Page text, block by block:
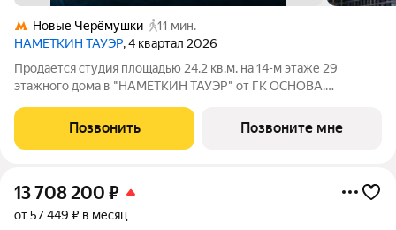
Новые Черёмушки
11 мин.
НАМЕТКИН ТАУЭР, 4 квартал 2026
Продается студия площадью 24.2 кв.м. на 14-м этаже 29
этажного дома в "НАМЕТКИН ТАУЭР" от ГК ОСНОВА.
обслуживанием, располагается в районе Черёмушки на Юго-
Западе Москвы. Архитектура от
Позвонить Позвоните мне
13 708 200 ₽
от 57 449 ₽ в месяц